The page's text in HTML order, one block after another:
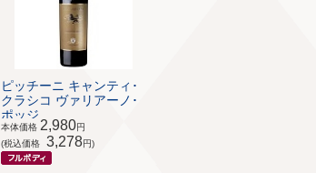
ピッチーニ キャンティ･
クラシコ ヴァリアーノ･
ポッジ...
本体価格 2,980円
(税込価格
3,278円)